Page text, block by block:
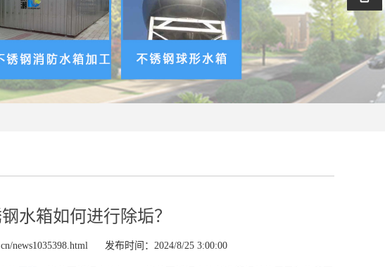
水箱如何进行除垢？
news1035398.html 发布时间：2024/8/25 3:00:00